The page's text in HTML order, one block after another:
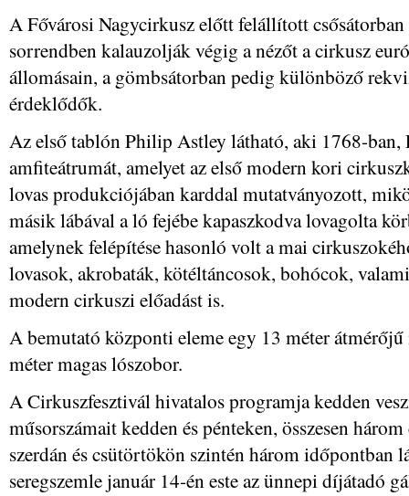
A Fővárosi Nagycirkusz előtt felállított
sorrendben kalauzolják végig a nézőt a cirkusz
állomásain, a gömbsátorban pedig különböző
érdeklődők.
Az első tablón Philip Astley látható, aki 1768-
amfiteátrumát, amelyet az első modern kori
lovas produkciójában karddal mutatványozott,
másik lábával a ló fejébe kapaszkodva lovagolta
amelynek felépítése hasonló volt a mai
lovasok, akrobaták, kötéltáncosok, bohócok,
modern cirkuszi előadást is.
A bemutató központi eleme egy 13 méter átmérőjű
méter magas lószobor.
A Cirkuszfesztivál hivatalos programja kedden
műsorszámait kedden és pénteken, összesen
szerdán és csütörtökön szintén három időpontban
seregszemle január 14-én este az ünnepi díjátadó